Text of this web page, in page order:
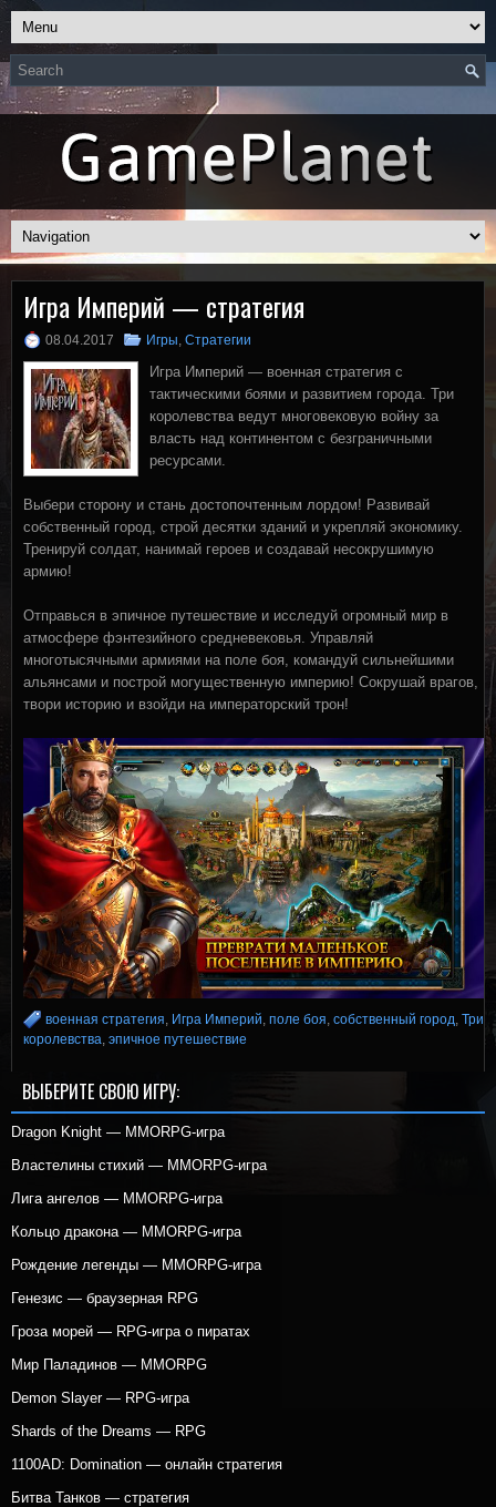
Игра Империй — стратегия
08.04.2017 Игры, Стратегии
Игра Империй — военная стратегия с
тактическими боями и развитием города. Три
королевства ведут многовековую войну за
власть над континентом с безграничными
ресурсами.
Выбери сторону и стань достопочтенным лордом! Развивай
собственный город, строй десятки зданий и укрепляй экономику.
Тренируй солдат, нанимай героев и создавай несокрушимую
армию!
Отправься в эпичное путешествие и исследуй огромный мир в
атмосфере фэнтезийного средневековья. Управляй
многотысячными армиями на поле боя, командуй сильнейшими
альянсами и построй могущественную империю! Сокрушай врагов,
твори историю и взойди на императорский трон!
военная стратегия Игра Империй поле боя собственный город Три
королевства эпичное путешествие
ВЫБЕРИТЕ СВОЮ ИГРУ:
Dragon Knight — MMORPG-игра
Властелины стихий — MMORPG-игра
Лига ангелов — MMORPG-игра
Кольцо дракона — MMORPG-игра
Рождение легенды — MMORPG-игра
Генезис — браузерная RPG
Гроза морей — RPG-игра о пиратах
Мир Паладинов — MMORPG
Demon Slayer — RPG-игра
Shards of the Dreams — RPG
1100AD: Domination — онлайн стратегия
Битва Танков — стратегия